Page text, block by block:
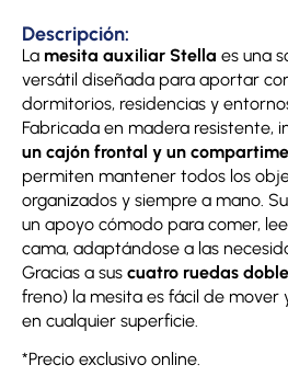
Descripción:
La mesita auxiliar Stella es una
versátil diseñada para aportar
dormitorios, residencias y
Fabricada en madera resistente,
un cajón frontal y un
permiten mantener todos los
organizados y siempre a mano. Su
un apoyo cómodo para comer,
cama, adaptándose a las
Gracias a sus cuatro ruedas
freno) la mesita es fácil de
en cualquier superficie.
*Precio exclusivo online.